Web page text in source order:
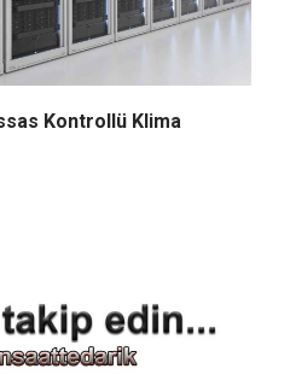
Kontrollü Klima